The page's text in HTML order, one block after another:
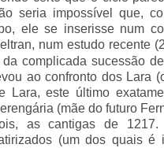
seria impossível que,
ele se inserisse num
num estudo recente
da complicada sucessão
ao confronto dos Lara
Lara, este último
(mãe do futuro
as cantigas de
(um dos quais é